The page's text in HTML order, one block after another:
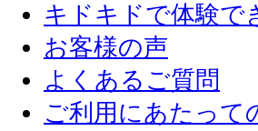
キドキドで体験で
お客様の声
よくあるご質問
ご利用にあたって